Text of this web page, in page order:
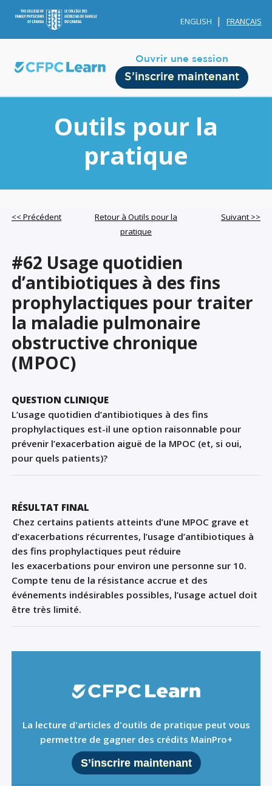
ENGLISH FRANÇAIS
Ouvrir une session
S’inscrire maintenant
Account Membership
Credit History
Sign Out
Outils pour la
pratique
<< Précédent
Retour à Outils pour la
pratique
Suivant >>
#62 Usage quotidien
d’antibiotiques à des fins
prophylactiques pour traiter
la maladie pulmonaire
obstructive chronique
(MPOC)
QUESTION CLINIQUE
L’usage quotidien d’antibiotiques à des fins
prophylactiques est-il une option raisonnable pour
prévenir l’exacerbation aiguë de la MPOC (et, si oui,
pour quels patients)?
RÉSULTAT FINAL
Chez certains patients atteints d’une MPOC grave et
d’exacerbations récurrentes, l’usage d’antibiotiques à
des fins prophylactiques peut réduire
les exacerbations pour environ une personne sur 10.
Compte tenu de la résistance accrue et des
événements indésirables possibles, l’usage actuel doit
être très limité.
La lecture d'articles d'outils de pratique peut vous
permettre de gagner des crédits MainPro+
S’inscrire maintenant